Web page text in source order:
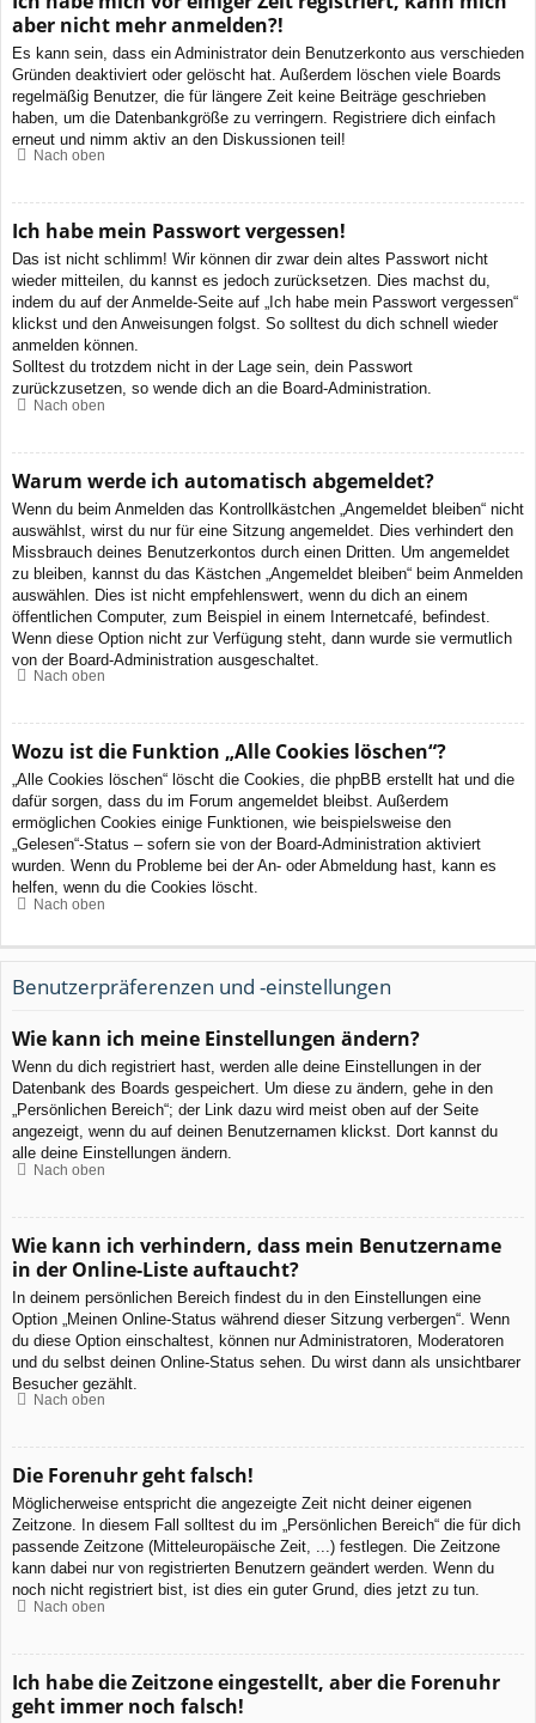
aber nicht mehr anmelden?!
Es kann sein, dass ein Administrator dein Benutzerkonto aus verschieden
Gründen deaktiviert oder gelöscht hat. Außerdem löschen viele Boards
regelmäßig Benutzer, die für längere Zeit keine Beiträge geschrieben
haben, um die Datenbankgröße zu verringern. Registriere dich einfach
erneut und nimm aktiv an den Diskussionen teil!
Nach oben
Ich habe mein Passwort vergessen!
Das ist nicht schlimm! Wir können dir zwar dein altes Passwort nicht
wieder mitteilen, du kannst es jedoch zurücksetzen. Dies machst du,
indem du auf der Anmelde-Seite auf „Ich habe mein Passwort vergessen“
klickst und den Anweisungen folgst. So solltest du dich schnell wieder
anmelden können.
Solltest du trotzdem nicht in der Lage sein, dein Passwort
zurückzusetzen, so wende dich an die Board-Administration.
Nach oben
Warum werde ich automatisch abgemeldet?
Wenn du beim Anmelden das Kontrollkästchen „Angemeldet bleiben“ nicht
auswählst, wirst du nur für eine Sitzung angemeldet. Dies verhindert den
Missbrauch deines Benutzerkontos durch einen Dritten. Um angemeldet
zu bleiben, kannst du das Kästchen „Angemeldet bleiben“ beim Anmelden
auswählen. Dies ist nicht empfehlenswert, wenn du dich an einem
öffentlichen Computer, zum Beispiel in einem Internetcafé, befindest.
Wenn diese Option nicht zur Verfügung steht, dann wurde sie vermutlich
von der Board-Administration ausgeschaltet.
Nach oben
Wozu ist die Funktion „Alle Cookies löschen“?
„Alle Cookies löschen“ löscht die Cookies, die phpBB erstellt hat und die
dafür sorgen, dass du im Forum angemeldet bleibst. Außerdem
ermöglichen Cookies einige Funktionen, wie beispielsweise den
„Gelesen“-Status – sofern sie von der Board-Administration aktiviert
wurden. Wenn du Probleme bei der An- oder Abmeldung hast, kann es
helfen, wenn du die Cookies löscht.
Nach oben
Benutzerpräferenzen und -einstellungen
Wie kann ich meine Einstellungen ändern?
Wenn du dich registriert hast, werden alle deine Einstellungen in der
Datenbank des Boards gespeichert. Um diese zu ändern, gehe in den
„Persönlichen Bereich“; der Link dazu wird meist oben auf der Seite
angezeigt, wenn du auf deinen Benutzernamen klickst. Dort kannst du
alle deine Einstellungen ändern.
Nach oben
Wie kann ich verhindern, dass mein Benutzername
in der Online-Liste auftaucht?
In deinem persönlichen Bereich findest du in den Einstellungen eine
Option „Meinen Online-Status während dieser Sitzung verbergen“. Wenn
du diese Option einschaltest, können nur Administratoren, Moderatoren
und du selbst deinen Online-Status sehen. Du wirst dann als unsichtbarer
Besucher gezählt.
Nach oben
Die Forenuhr geht falsch!
Möglicherweise entspricht die angezeigte Zeit nicht deiner eigenen
Zeitzone. In diesem Fall solltest du im „Persönlichen Bereich“ die für dich
passende Zeitzone (Mitteleuropäische Zeit, ...) festlegen. Die Zeitzone
kann dabei nur von registrierten Benutzern geändert werden. Wenn du
noch nicht registriert bist, ist dies ein guter Grund, dies jetzt zu tun.
Nach oben
Ich habe die Zeitzone eingestellt, aber die Forenuhr
geht immer noch falsch!